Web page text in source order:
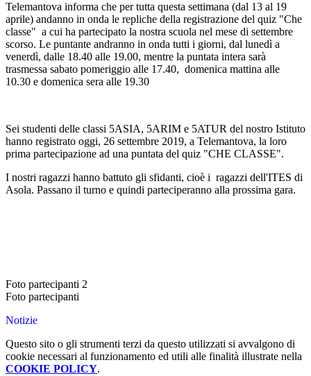
Telemantova informa che per tutta questa settimana (dal 13 al 19
aprile) andanno in onda le repliche della registrazione del quiz "Che
classe" a cui ha partecipato la nostra scuola nel mese di settembre
scorso. Le puntante andranno in onda tutti i giorni, dal lunedì a
venerdì, dalle 18.40 alle 19.00, mentre la puntata intera sarà
trasmessa sabato pomeriggio alle 17.40, domenica mattina alle
10.30 e domenica sera alle 19.30
Sei studenti delle classi 5ASIA, 5ARIM e 5ATUR del nostro Istituto
hanno registrato oggi, 26 settembre 2019, a Telemantova, la loro
prima partecipazione ad una puntata del quiz "CHE CLASSE".
I nostri ragazzi hanno battuto gli sfidanti, cioè i ragazzi dell'ITES di
Asola. Passano il turno e quindi parteciperanno alla prossima gara.
Foto partecipanti 2
Foto partecipanti
Notizie
Questo sito o gli strumenti terzi da questo utilizzati si avvalgono di
cookie necessari al funzionamento ed utili alle finalità illustrate nella
COOKIE POLICY.